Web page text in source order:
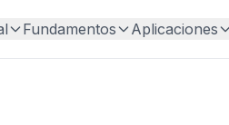
Fundamentos Aplicaciones